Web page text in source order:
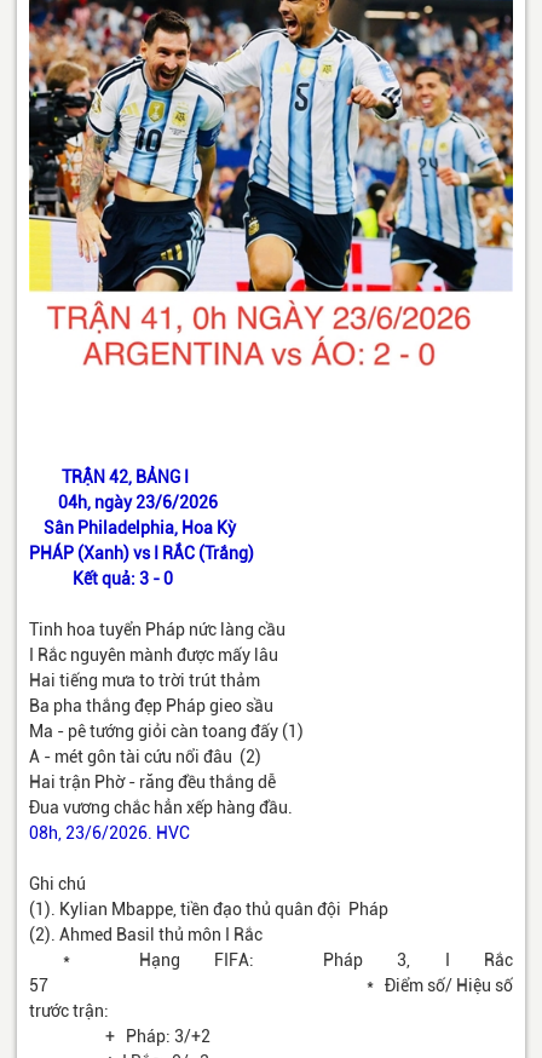
TRẬN 42, BẢNG I
04h, ngày 23/6/2026
Sân Philadelphia, Hoa Kỳ
PHÁP (Xanh) vs I RẮC (Trắng)
Kết quả: 3 - 0
Tinh hoa tuyển Pháp nức làng cầu
I Rắc nguyên mành được mấy lâu
Hai tiếng mưa to trời trút thảm
Ba pha thắng đẹp Pháp gieo sầu
Ma - pê tướng giỏi càn toang đấy (1)
A - mét gôn tài cứu nổi đâu (2)
Hai trận Phờ - răng đều thắng dễ
Đua vương chắc hẳn xếp hàng đầu.
08h, 23/6/2026. HVC
Ghi chú
(1). Kylian Mbappe, tiền đạo thủ quân đội Pháp
(2). Ahmed Basil thủ môn I Rắc
* Hạng FIFA: Pháp 3, I Rắc
57 * Điểm số/ Hiệu số
trước trận:
+ Pháp: 3/+2